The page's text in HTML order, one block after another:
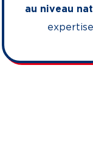
au niveau